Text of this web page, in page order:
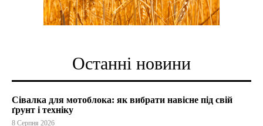
Останні новини
Сівалка для мотоблока: як вибрати навісне під свій
ґрунт і техніку
8 Серпня 2026